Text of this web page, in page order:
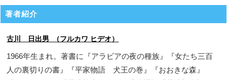
著者紹介
古川 日出男 （フルカワ ヒデオ）
1966年生まれ。著書に『アラビアの夜の種族』『女たち三百
人の裏切りの書』『平家物語 犬王の巻』『おおきな森』